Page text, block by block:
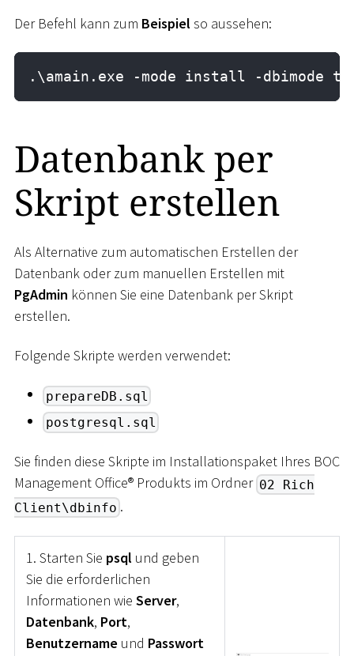
Der Befehl kann zum Beispiel so aussehen:
.\amain.exe -mode install -dbimode
Datenbank per
Skript erstellen
Als Alternative zum automatischen Erstellen der
Datenbank oder zum manuellen Erstellen mit
PgAdmin können Sie eine Datenbank per Skript
erstellen.
Folgende Skripte werden verwendet:
prepareDB.sql
postgresql.sql
Sie finden diese Skripte im Installationspaket Ihres BOC
Management Office® Produkts im Ordner 02 Rich
Client\dbinfo .
1. Starten Sie psql und geben
Sie die erforderlichen
Informationen wie Server,
Datenbank, Port,
Benutzername und Passwort